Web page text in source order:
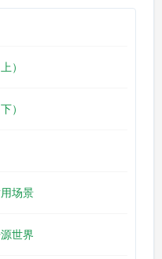
）
）
场景
世界